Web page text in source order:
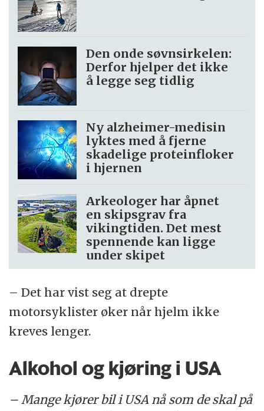
Den onde søvnsirkelen:
Derfor hjelper det ikke
å legge seg tidlig
Ny alzheimer-medisin
lyktes med å fjerne
skadelige proteinfloker
i hjernen
Arkeologer har åpnet
en skipsgrav fra
vikingtiden. Det mest
spennende kan ligge
under skipet
– Det har vist seg at drepte
motorsyklister øker når hjelm ikke
kreves lenger.
Alkohol og kjøring i USA
– Mange kjører bil i USA nå som de skal på